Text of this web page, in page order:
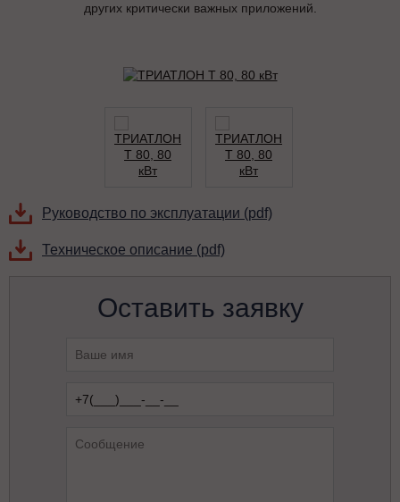
других критически важных приложений.
Руководство по эксплуатации (pdf)
Техническое описание (pdf)
Оставить заявку